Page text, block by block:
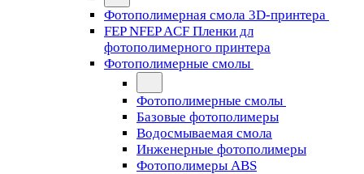
Фотополимерная смола 3D-принтера
FEP NFEP ACF Пленки дл
фотополимерного принтера
Фотополимерные смолы
Фотополимерные смолы
Базовые фотополимеры
Водосмываемая смола
Инженерные фотополимеры
Фотополимеры ABS